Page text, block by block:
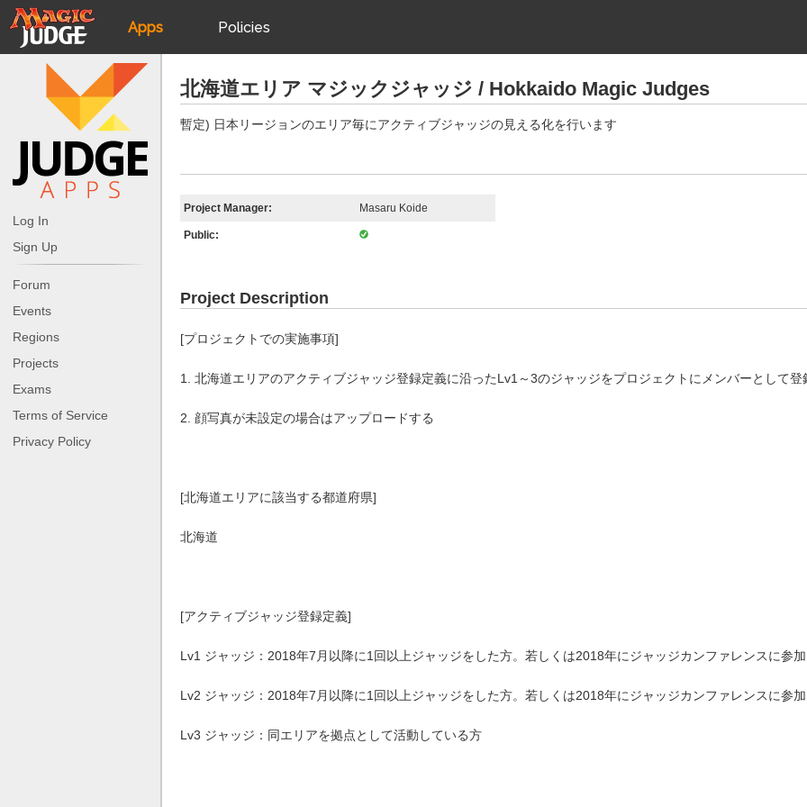
Apps
JudgeApps
Forum
Judges
Policies
JAR
Log In
Sign Up
Forum
Events
Regions
Projects
Exams
Terms of Service
Privacy Policy
北海道エリア マジックジャッジ / Hokkaido Magic Judges
暫定) 日本リージョンのエリア毎にアクティブジャッジの見える化を行います
Project Manager: Masaru Koide
Public:
Project Description
[プロジェクトでの実施事項]
1. 北海道エリアのアクティブジャッジ登録定義に沿ったLv1～3のジャッジをプロジェクトにメンバーとして登
2. 顔写真が未設定の場合はアップロードする
[北海道エリアに該当する都道府県]
北海道
[アクティブジャッジ登録定義]
Lv1 ジャッジ： 2018年7月以降に1回以上ジャッジをした方。 若しくは2018年にジャッジカンファレンスに参
Lv2 ジャッジ： 2018年7月以降に1回以上ジャッジをした方。 若しくは2018年にジャッジカンファレンスに参
Lv3 ジャッジ：同エリアを拠点として活動している方